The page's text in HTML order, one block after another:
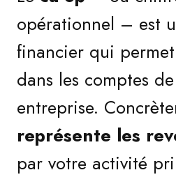
opérationnel – est
financier qui
dans les comptes
entreprise.
représente les
par votre activité